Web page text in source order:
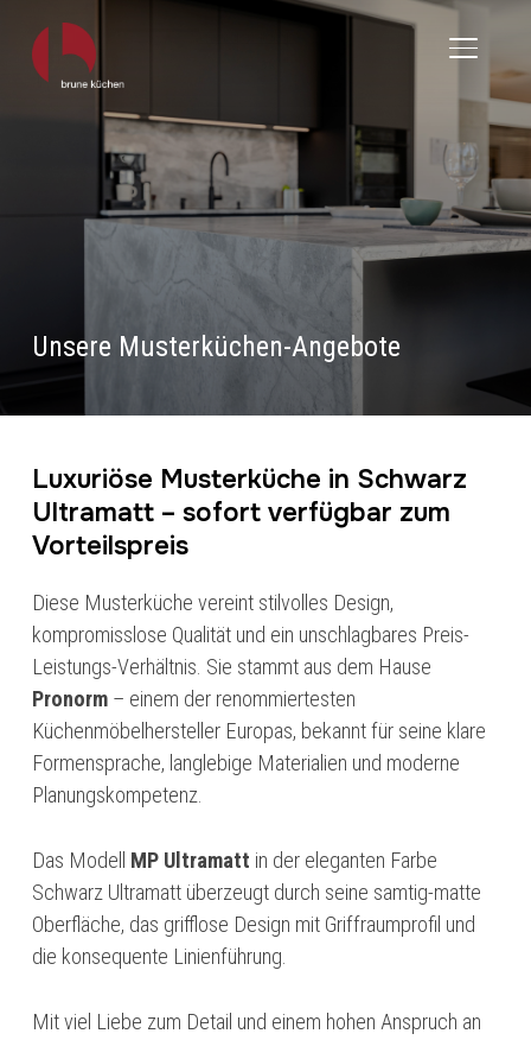
Unsere Musterküchen-Angebote
Luxuriöse Musterküche in Schwarz
Ultramatt – sofort verfügbar zum
Vorteilspreis
Diese Musterküche vereint stilvolles Design,
kompromisslose Qualität und ein unschlagbares Preis-
Leistungs-Verhältnis. Sie stammt aus dem Hause
Pronorm– einem der renommiertesten
Küchenmöbelhersteller Europas, bekannt für seine klare
Formensprache, langlebige Materialien und moderne
Planungskompetenz.
Das Modell MP Ultramatt in der eleganten Farbe
Schwarz Ultramatt überzeugt durch seine samtig-matte
Oberfläche, das grifflose Design mit Griffraumprofil und
die konsequente Linienführung.
Mit viel Liebe zum Detail und einem hohen Anspruch an